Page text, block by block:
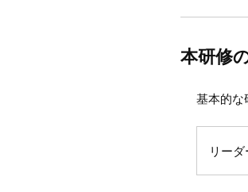
本研修
基本的な
リー